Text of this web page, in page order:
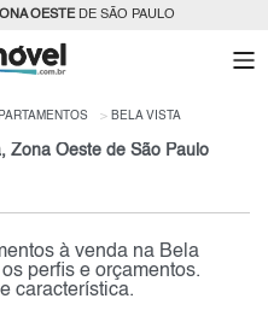
OESTEDE SÃO PAULO
BELA VISTA
Zona Oeste de São Paulo
à venda na Bela
perfis e orçamentos.
característica.